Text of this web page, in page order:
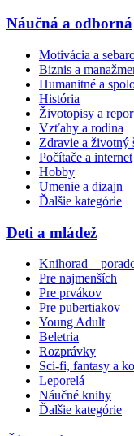
Náučná a odborná
Motivácia a
Biznis a
Humanitné a
História
Životopisy a
Vzťahy a rodina
Zdravie a životný
Počítače a internet
Hobby
Umenie a dizajn
Ďalšie kategórie
Deti a mládež
Knihorad –
Pre najmenších
Pre prvákov
Pre pubertiakov
Young Adult
Beletria
Rozprávky
Sci-fi, fantasy a
Leporelá
Náučné knihy
Ďalšie kategórie